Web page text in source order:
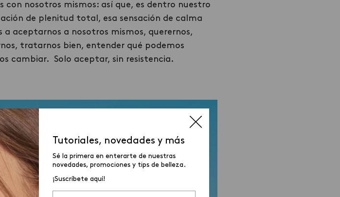
con nosotros mismos: así que, es dentro nuestro
de plenitud total, esa sensación de calma
aceptarnos a nosotros mismos, querernos,
tratarnos bien, entender qué podemos
cambiar. Solo aceptar, sin resistencia.
Tutoriales, novedades y más
Sé la primera en enterarte de nuestras
novedades, promociones y tips de belleza.
¡Suscríbete aquí!